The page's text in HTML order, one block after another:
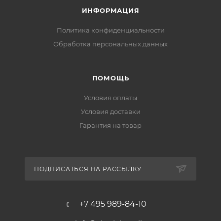
засорению изделия.
Комплект поставки:
ИНФОРМАЦИЯ
Политика конфиденциальности
Обработка персональных данных
ПОМОЩЬ
Условия оплаты
Условия доставки
Гарантия на товар
ПОДПИСАТЬСЯ НА РАССЫЛКУ
+7 495 989-84-10